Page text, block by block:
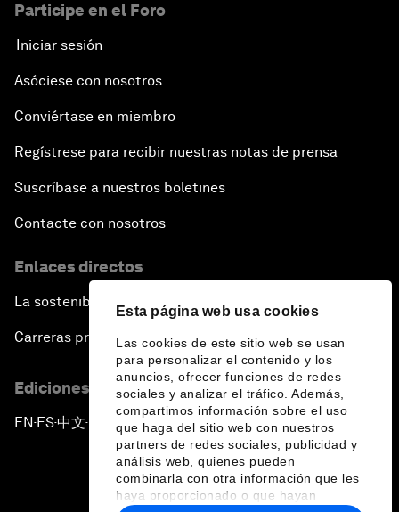
Esta página web usa cookies
Las cookies de este sitio web se usan
para personalizar el contenido y los
anuncios, ofrecer funciones de redes
sociales y analizar el tráfico. Además,
compartimos información sobre el uso
que haga del sitio web con nuestros
partners de redes sociales, publicidad y
análisis web, quienes pueden
combinarla con otra información que les
haya proporcionado o que hayan
Participe en el Foro
Iniciar sesión
Asóciese con nosotros
Conviértase en miembro
Regístrese para recibir nuestras notas de prensa
Suscríbase a nuestros boletines
Contacte con nosotros
Enlaces directos
La sostenibilidad en el Foro
Carreras profesionales
Ediciones en otros idiomas
EN ▪ ES▪中文▪ 日本語